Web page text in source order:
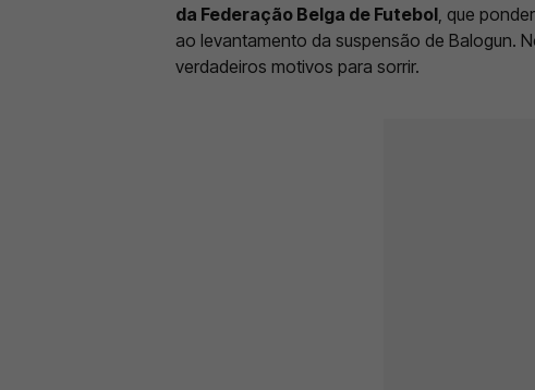
da Federação Belga de Futebol , que
ao levantamento da suspensão de Balogun.
verdadeiros motivos para sorrir.